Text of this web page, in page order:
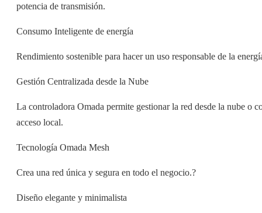
potencia de transmisión.
Consumo Inteligente de energía
Rendimiento sostenible para hacer un uso responsable de la
Gestión Centralizada desde la Nube
La controladora Omada permite gestionar la red desde la nube o
acceso local.
Tecnología Omada Mesh
Crea una red única y segura en todo el negocio.?
Diseño elegante y minimalista